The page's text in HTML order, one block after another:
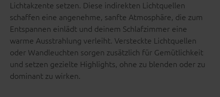
Lichtakzente setzen. Diese indirekten Lichtquellen
schaffen eine angenehme, sanfte Atmosphäre, die zum
Entspannen einlädt und deinem Schlafzimmer eine
warme Ausstrahlung verleiht. Versteckte Lichtquellen
oder Wandleuchten sorgen zusätzlich für Gemütlichkeit
und setzen gezielte Highlights, ohne zu blenden oder zu
dominant zu wirken.